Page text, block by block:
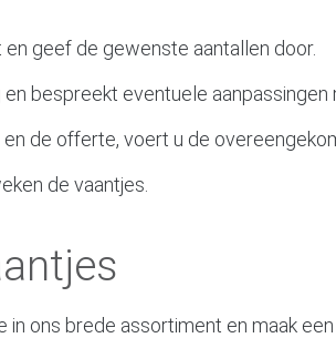
geef de gewenste aantallen door.
bespreekt eventuele aanpassingen
de offerte, voert u de
de vaantjes.
in ons brede assortiment en maak